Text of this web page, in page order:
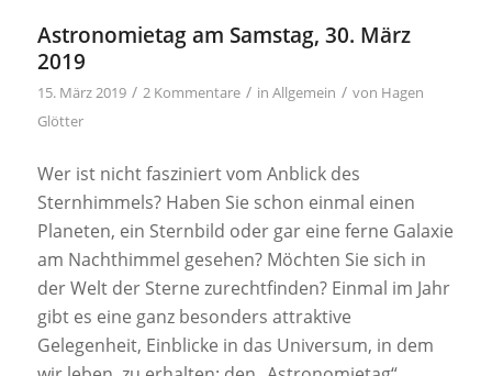
Astronomietag am Samstag, 30. März
2019
15. März 2019 / 2 Kommentare / in Allgemein / von Hagen
Glötter
Wer ist nicht fasziniert vom Anblick des
Sternhimmels? Haben Sie schon einmal einen
Planeten, ein Sternbild oder gar eine ferne Galaxie
am Nachthimmel gesehen? Möchten Sie sich in
der Welt der Sterne zurechtfinden? Einmal im Jahr
gibt es eine ganz besonders attraktive
Gelegenheit, Einblicke in das Universum, in dem